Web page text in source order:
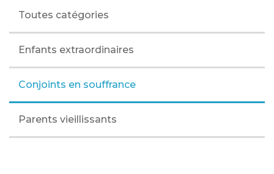
Toutes catégories
Enfants extraordinaires
Conjoints en souffrance
Parents vieillissants